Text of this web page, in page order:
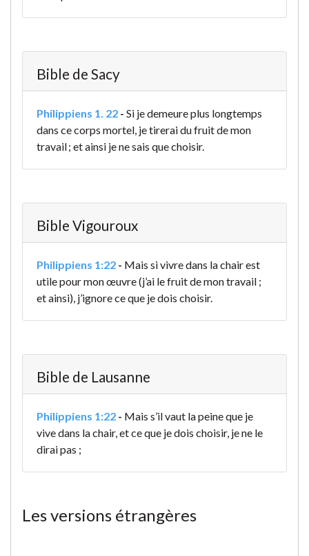
Bible de Sacy
Philippiens 1. 22 - Si je demeure plus longtemps
dans ce corps mortel, je tirerai du fruit de mon
travail ; et ainsi je ne sais que choisir.
Bible Vigouroux
Philippiens 1:22 - Mais si vivre dans la chair est
utile pour mon œuvre (j’ai le fruit de mon travail ;
et ainsi), j’ignore ce que je dois choisir.
Bible de Lausanne
Philippiens 1:22 - Mais s’il vaut la peineque je
vive dans la chair, et ce que je dois choisir, je ne le
dirai pas ;
Les versions étrangères